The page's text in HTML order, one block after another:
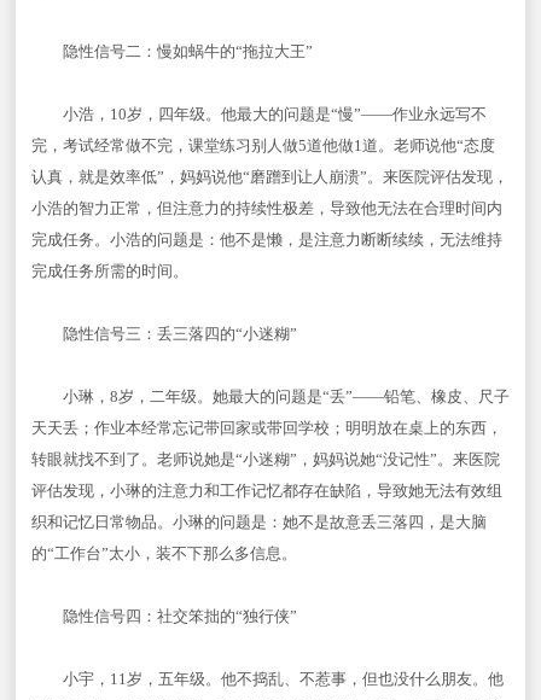
隐性信号二：慢如蜗牛的“拖拉大王”
小浩，10岁，四年级。他最大的问题是“慢”——作业永远写不
完，考试经常做不完，课堂练习别人做5道他做1道。老师说他“态度
认真，就是效率低”，妈妈说他“磨蹭到让人崩溃”。来医院评估发现，
小浩的智力正常，但注意力的持续性极差，导致他无法在合理时间内
完成任务。小浩的问题是：他不是懒，是注意力断断续续，无法维持
完成任务所需的时间。
隐性信号三：丢三落四的“小迷糊”
小琳，8岁，二年级。她最大的问题是“丢”——铅笔、橡皮、尺子
天天丢；作业本经常忘记带回家或带回学校；明明放在桌上的东西，
转眼就找不到了。老师说她是“小迷糊”，妈妈说她“没记性”。来医院
评估发现，小琳的注意力和工作记忆都存在缺陷，导致她无法有效组
织和记忆日常物品。小琳的问题是：她不是故意丢三落四，是大脑
的“工作台”太小，装不下那么多信息。
隐性信号四：社交笨拙的“独行侠”
小宇，11岁，五年级。他不捣乱、不惹事，但也没什么朋友。他